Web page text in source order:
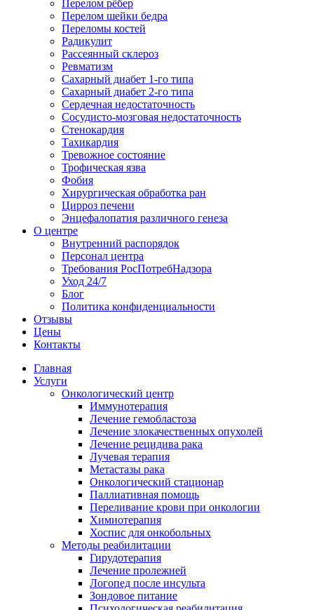
Перелом рёбер
Перелом шейки бедра
Переломы костей
Радикулит
Рассеянный склероз
Ревматизм
Сахарный диабет 1-го типа
Сахарный диабет 2-го типа
Сердечная недостаточность
Сосудисто-мозговая недостаточность
Стенокардия
Тахикардия
Тревожное состояние
Трофическая язва
Фобия
Хирургическая обработка ран
Цирроз печени
Энцефалопатия различного генеза
О центре
Внутренний распорядок
Персонал центра
Требования РосПотребНадзора
Уход 24/7
Блог
Политика конфиденциальности
Отзывы
Цены
Контакты
Главная
Услуги
Онкологический центр
Иммунотерапия
Лечение гемобластоза
Лечение злокачественных опухолей
Лечение рецидива рака
Лучевая терапия
Метастазы рака
Онкологический стационар
Паллиативная помощь
Переливание крови при онкологии
Химиотерапия
Хоспис для онкобольных
Методы реабилитации
Гирудотерапия
Лечение пролежней
Логопед после инсульта
Зондовое питание